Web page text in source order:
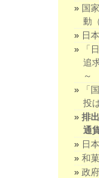
国
動
日
「
追
～
「
投
排
通
日
和
政